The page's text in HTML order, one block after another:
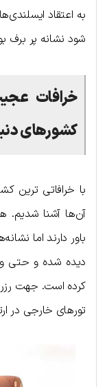
به اعتقاد
شود نشانه پر
خرافات
کشورهای
با خرافاتی ترین
آن‌ها آشنا شدیم.
باور دارند اما
دیده شده و حتی
کرده است. جهت رزرو
تورهای خارجی در